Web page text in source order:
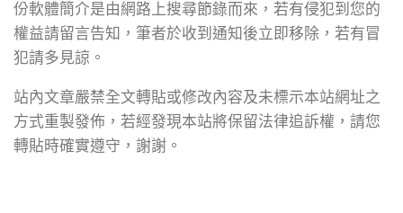
份軟體簡介是由網路上搜尋節錄而來，若有侵犯到您的
權益請留言告知，筆者於收到通知後立即移除，若有冒
犯請多見諒。
站內文章嚴禁全文轉貼或修改內容及未標示本站網址之
方式重製發佈，若經發現本站將保留法律追訴權，請您
轉貼時確實遵守，謝謝。